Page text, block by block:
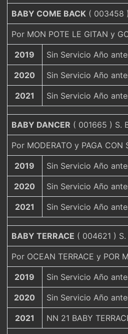
BABY COME BACK( 003458 )
Por MON POTE LE GITAN y
2019 Sin Servicio Año
2020 Sin Servicio Año
2021 Sin Servicio Año
BABY DANCER ( 001665 ) S.
Por MODERATO y PAGA
2019 Sin Servicio Año
2020 Sin Servicio Año
2021 Sin Servicio Año
BABY TERRACE ( 004621 )
Por OCEAN TERRACE y POR
2019 Sin Servicio Año
2020 Sin Servicio Año
2021 NN 21 BABY